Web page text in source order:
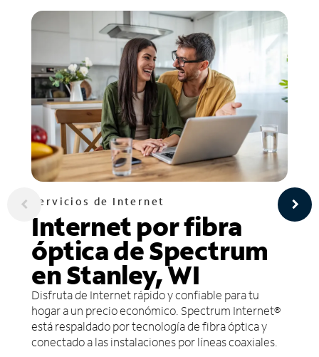
Servicios de Internet
Internet por fibra
óptica de Spectrum
en Stanley, WI
Disfruta de Internet rápido y confiable para tu
hogar a un precio económico. Spectrum Internet®
está respaldado por tecnología de fibra óptica y
conectado a las instalaciones por líneas coaxiales.